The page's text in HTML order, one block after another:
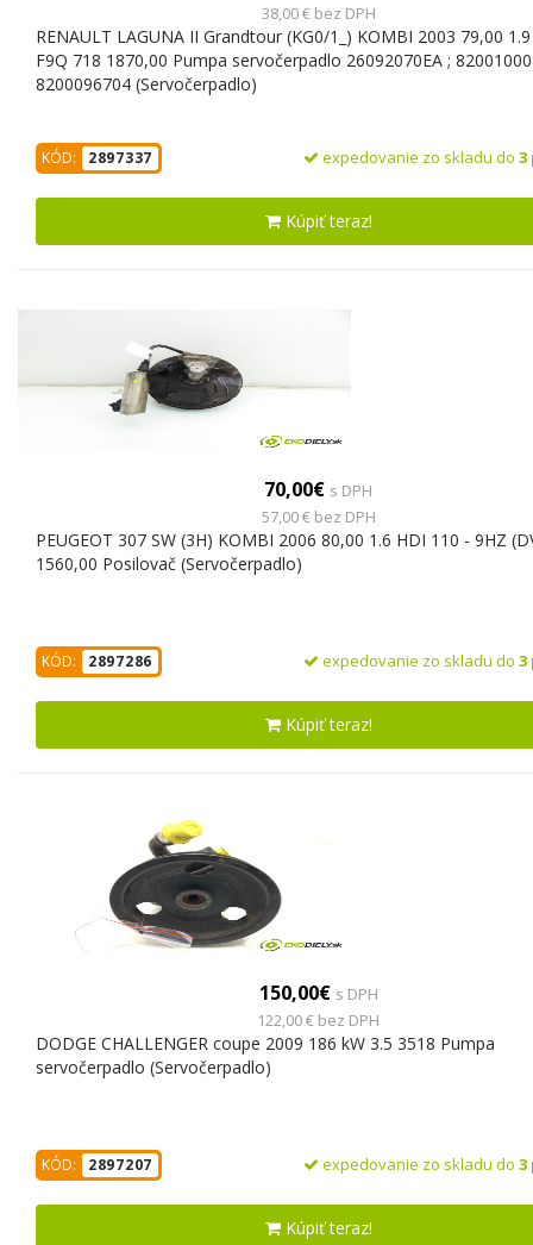
38,00 € bez DPH
RENAULT LAGUNA II Grandtour (KG0/1_) KOMBI 2003 79,00
F9Q 718 1870,00 Pumpa servočerpadlo 26092070EA ;
8200096704 (Servočerpadlo)
KÓD: 2897337 expedovanie zo skladu do 3
Kúpiť teraz!
70,00€ s DPH
57,00 € bez DPH
PEUGEOT 307 SW (3H) KOMBI 2006 80,00 1.6 HDI 110 - 9HZ
1560,00 Posilovač (Servočerpadlo)
KÓD: 2897286 expedovanie zo skladu do 3
Kúpiť teraz!
150,00€ s DPH
122,00 € bez DPH
DODGE CHALLENGER coupe 2009 186 kW 3.5 3518 Pumpa
servočerpadlo (Servočerpadlo)
KÓD: 2897207 expedovanie zo skladu do 3
Kúpiť teraz!